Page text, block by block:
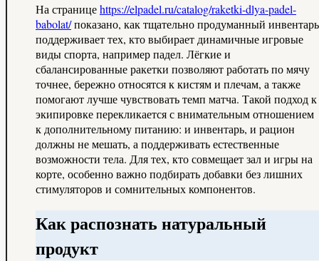
На страницеhttps://elpadel.ru/catalog/raketki-dlya-padel-
babolat/показано, как тщательно продуманный инвентарь
поддерживает тех, кто выбирает динамичные игровые
виды спорта, например падел. Лёгкие и
сбалансированные ракетки позволяют работать по мячу
точнее, бережно относятся к кистям и плечам, а также
помогают лучше чувствовать темп матча. Такой подход к
экипировке перекликается с внимательным отношением
к дополнительному питанию: и инвентарь, и рацион
должны не мешать, а поддерживать естественные
возможности тела. Для тех, кто совмещает зал и игры на
корте, особенно важно подбирать добавки без лишних
стимуляторов и сомнительных компонентов.
Как распознать натуральный
продукт